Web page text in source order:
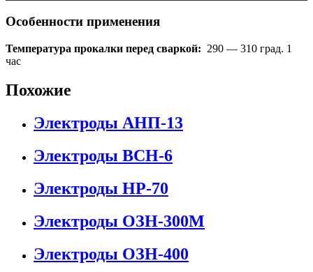
Особенности применения
Температура прокалки перед сваркой: 290 — 310 град. 1
час
Похожие
Электроды АНП-13
Электроды ВСН-6
Электроды НР-70
Электроды ОЗН-300М
Электроды ОЗН-400